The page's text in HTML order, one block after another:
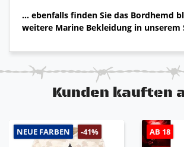
... ebenfalls finden Sie das Bordhemd
weitere Marine Bekleidung in unserem
Kunden kauften
NEUE FARBEN -41% AB 18